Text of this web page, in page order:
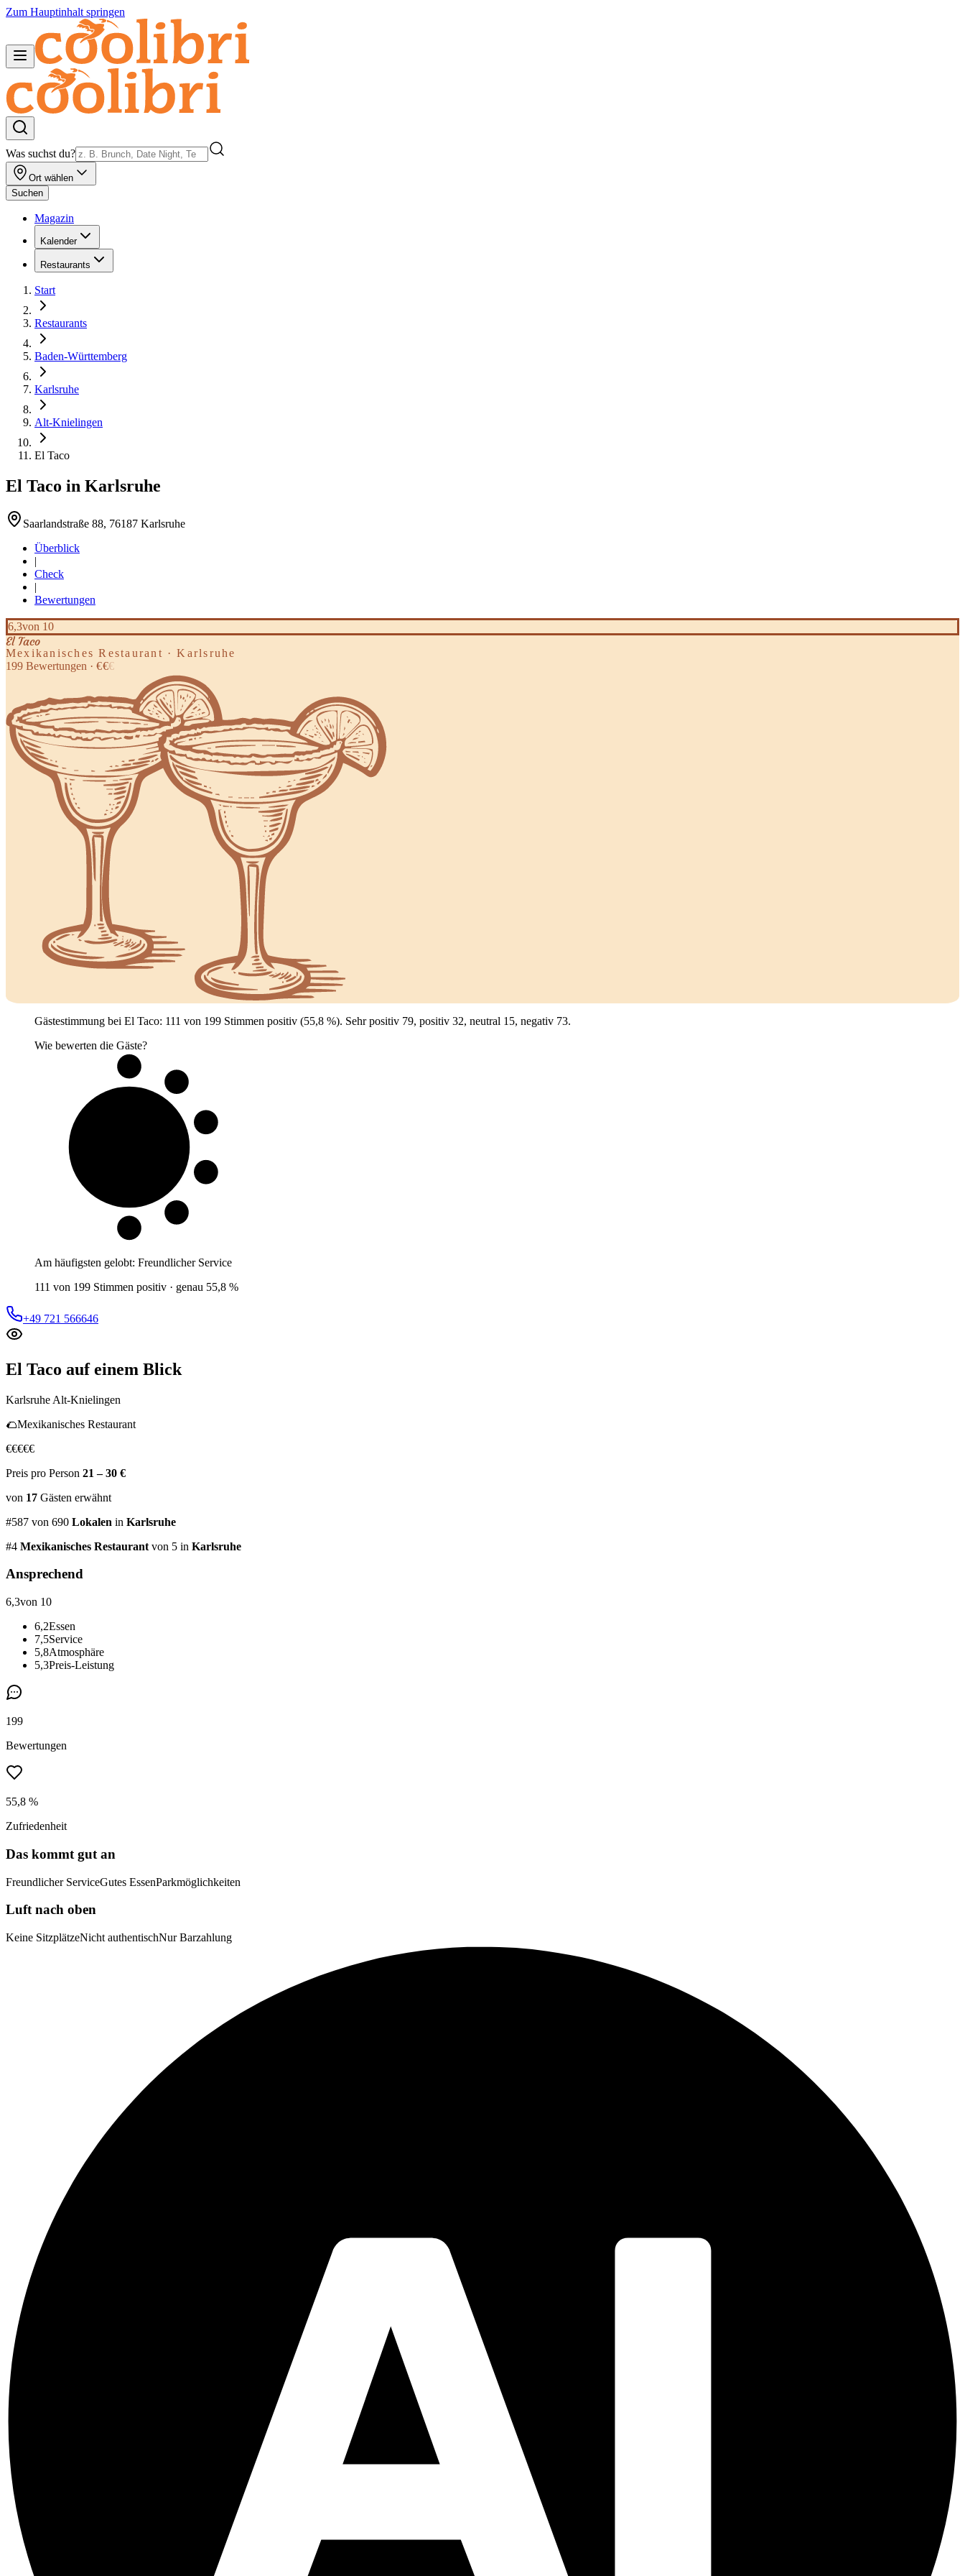
Zum Hauptinhalt springen
Was suchst du?
Ort wählen
Suchen
Magazin
Kalender
Restaurants
Start
Restaurants
Baden-Württemberg
Karlsruhe
Alt-Knielingen
El Taco
El Taco in Karlsruhe
Saarlandstraße 88, 76187 Karlsruhe
Überblick
|
Check
|
Bewertungen
6,3von 10
El Taco
Mexikanisches Restaurant · Karlsruhe
199 Bewertungen · €€€
Gästestimmung bei El Taco: 111 von 199 Stimmen positiv (55,8 %). Sehr positiv 79, positiv 32, neutral 15, negativ 73.
Wie bewerten die Gäste?
Am häufigsten gelobt: Freundlicher Service
111 von 199 Stimmen positiv · genau 55,8 %
+49 721 566646
El Taco auf einem Blick
Karlsruhe Alt-Knielingen
🌮Mexikanisches Restaurant
€€€€€
Preis pro Person 21 – 30 €
von 17 Gästen erwähnt
#587 von 690 Lokalen in Karlsruhe
#4 Mexikanisches Restaurant von 5 in Karlsruhe
Ansprechend
6,3von 10
6,2Essen
7,5Service
5,8Atmosphäre
5,3Preis-Leistung
199
Bewertungen
55,8 %
Zufriedenheit
Das kommt gut an
Freundlicher ServiceGutes EssenParkmöglichkeiten
Luft nach oben
Keine SitzplätzeNicht authentischNur Barzahlung